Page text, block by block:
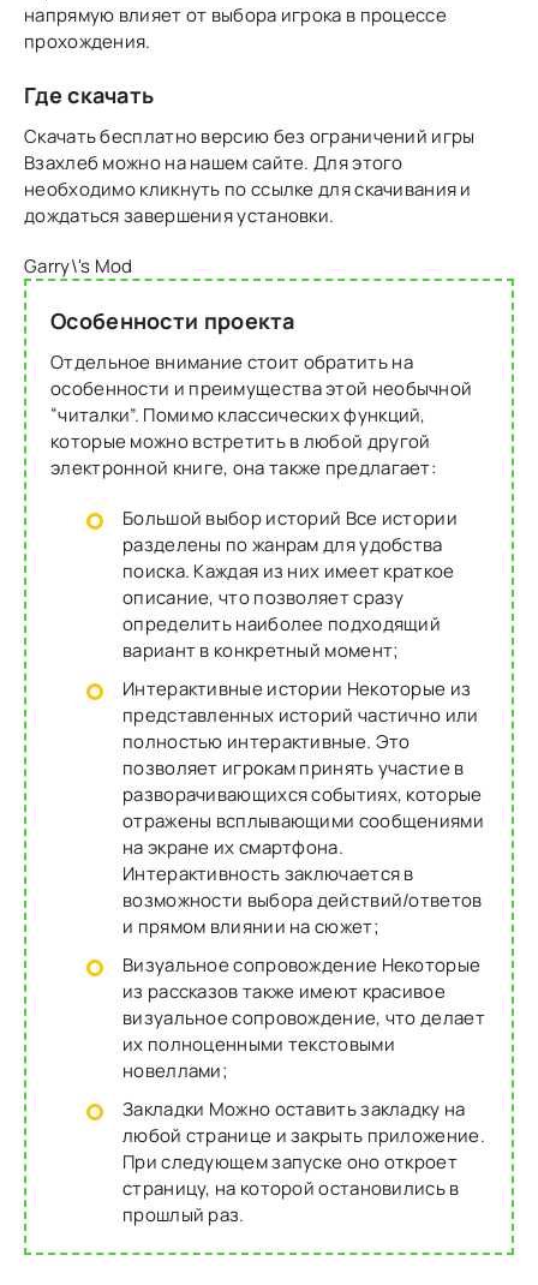
напрямую влияет от выбора игрока в процессе
прохождения.
Где скачать
Скачать бесплатно версию без ограничений игры
Взахлеб можно на нашем сайте. Для этого
необходимо кликнуть по ссылке для скачивания и
дождаться завершения установки.
Garry\'s Mod
Особенности проекта
Отдельное внимание стоит обратить на
особенности и преимущества этой необычной
“читалки”. Помимо классических функций,
которые можно встретить в любой другой
электронной книге, она также предлагает:
Большой выбор историй Все истории
разделены по жанрам для удобства
поиска. Каждая из них имеет краткое
описание, что позволяет сразу
определить наиболее подходящий
вариант в конкретный момент;
Интерактивные истории Некоторые из
представленных историй частично или
полностью интерактивные. Это
позволяет игрокам принять участие в
разворачивающихся событиях, которые
отражены всплывающими сообщениями
на экране их смартфона.
Интерактивность заключается в
возможности выбора действий/ответов
и прямом влиянии на сюжет;
Визуальное сопровождение Некоторые
из рассказов также имеют красивое
визуальное сопровождение, что делает
их полноценными текстовыми
новеллами;
Закладки Можно оставить закладку на
любой странице и закрыть приложение.
При следующем запуске оно откроет
страницу, на которой остановились в
прошлый раз.